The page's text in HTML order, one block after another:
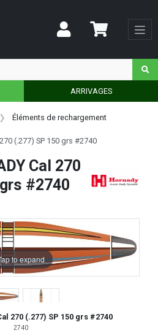
ARRIVAGES
Éléments de rechargement
(.277) SP 150 grs #2740
Cal 270
#2740
to expand
270 (.277) SP 150 grs #2740
2740